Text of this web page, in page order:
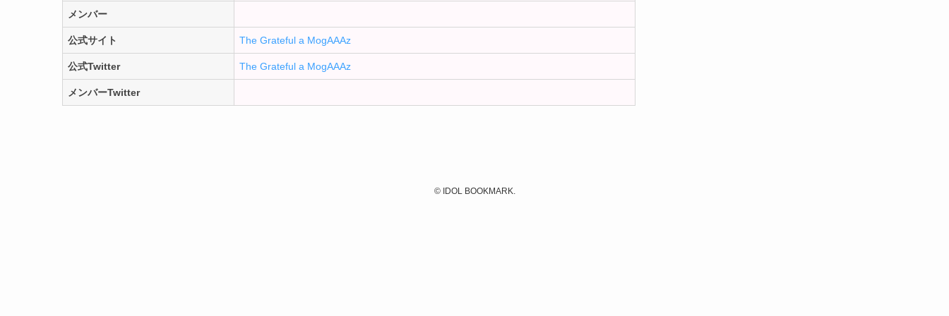
メンバー
公式サイト The Grateful a MogAAAz
公式Twitter The Grateful a MogAAAz
メンバーTwitter
©IDOL BOOKMARK.